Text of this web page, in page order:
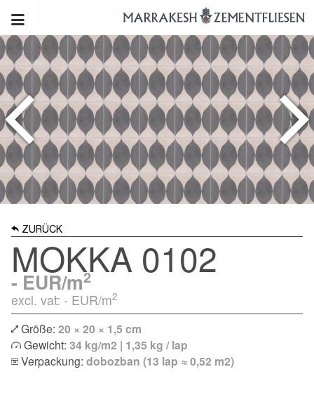
ZURÜCK
MOKKA 0102
- EUR/m2
excl. vat: - EUR/m2
Größe: 20 × 20 × 1,5 cm
Gewicht: 34 kg/m2 | 1,35 kg / lap
Verpackung: dobozban (13 lap ≈ 0,52 m2)